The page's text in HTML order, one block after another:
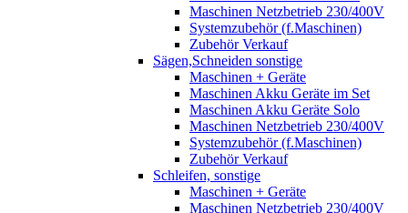
Maschinen Netzbetrieb 230/400V
Systemzubehör (f.Maschinen)
Zubehör Verkauf
Sägen,Schneiden sonstige
Maschinen + Geräte
Maschinen Akku Geräte im Set
Maschinen Akku Geräte Solo
Maschinen Netzbetrieb 230/400V
Systemzubehör (f.Maschinen)
Zubehör Verkauf
Schleifen, sonstige
Maschinen + Geräte
Maschinen Netzbetrieb 230/400V